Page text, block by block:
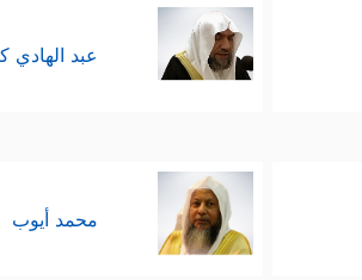
عبد الهادي
محمد أيوب